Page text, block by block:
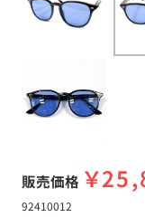
販売価格 ￥
92410012